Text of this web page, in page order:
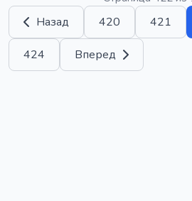
Назад 420 421
424 Вперед